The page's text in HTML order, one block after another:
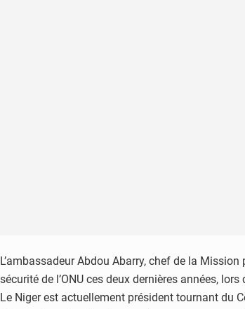
L’ambassadeur Abdou Abarry, chef de la
sécurité de l’ONU ces deux dernières années,
Le Niger est actuellement président tournant du